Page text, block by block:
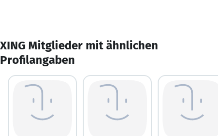
XING Mitglieder mit ähnlichen
Profilangaben